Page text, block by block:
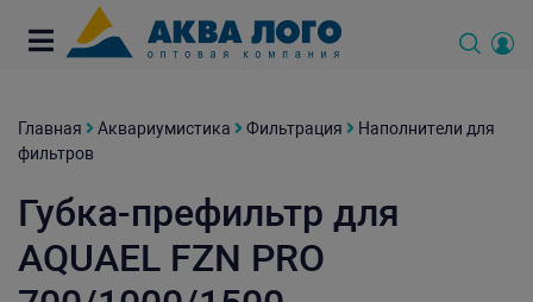
Главная Аквариумистика Фильтрация
Наполнители для
фильтров
Губка-префильтр для
AQUAEL FZN PRO